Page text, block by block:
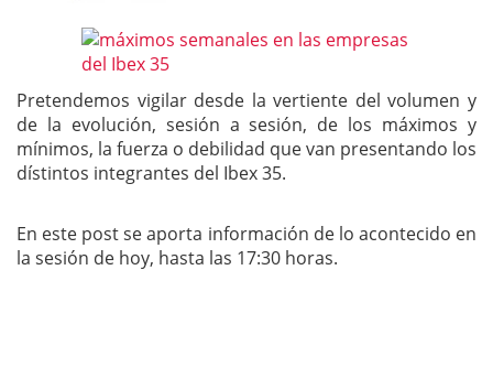
Pretendemos vigilar desde la vertiente del volumen y
de la evolución, sesión a sesión, de los máximos y
mínimos, la fuerza o debilidad que van presentando los
dístintos integrantes del Ibex 35.
En este post se aporta información de lo acontecido en
la sesión de hoy, hasta las 17:30 horas.